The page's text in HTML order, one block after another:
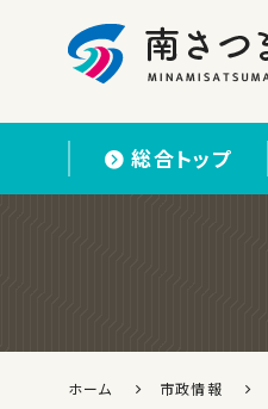
総合トップ
ホーム 市政情報